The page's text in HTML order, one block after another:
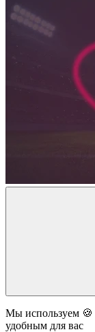
Мы используем 🍪
удобным для вас